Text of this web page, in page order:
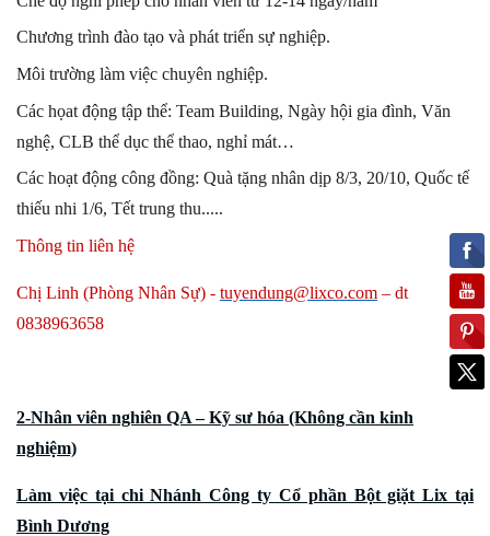
Chương trình đào tạo và phát triển sự nghiệp.
Môi trường làm việc chuyên nghiệp.
Các họat động tập thể: Team Building, Ngày hội gia đình, Văn
nghệ, CLB thể dục thể thao, nghỉ mát…
Các hoạt động công đồng: Quà tặng nhân dịp 8/3, 20/10, Quốc tế
thiếu nhi 1/6, Tết trung thu.....
Thông tin liên hệ
Chị Linh (Phòng Nhân Sự) - tuyendung@lixco.com – dt
0838963658
2-Nhân viên nghiên QA – Kỹ sư hóa (Không cần kinh
nghiệm)
Làm việc tại chi Nhánh Công ty Cổ phần Bột giặt Lix tại
Bình Dương